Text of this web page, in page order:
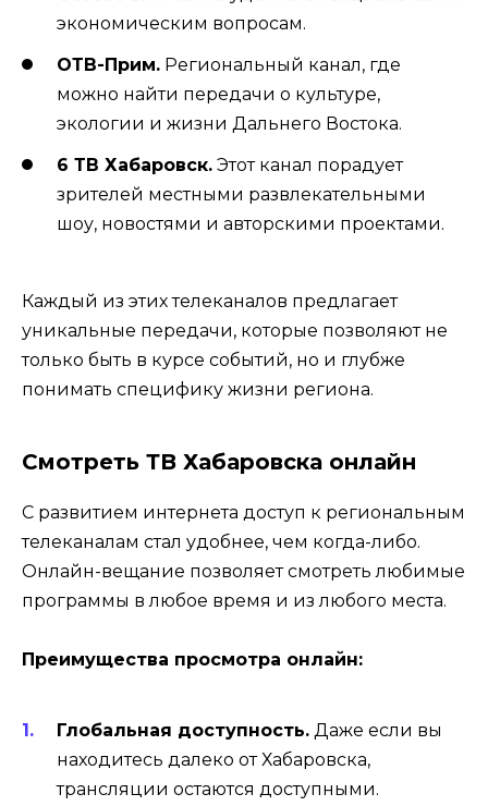
экономическим вопросам.
ОТВ-Прим. Региональный канал, где
можно найти передачи о культуре,
экологии и жизни Дальнего Востока.
6 ТВ Хабаровск. Этот канал порадует
зрителей местными развлекательными
шоу, новостями и авторскими проектами.
Каждый из этих телеканалов предлагает
уникальные передачи, которые позволяют не
только быть в курсе событий, но и глубже
понимать специфику жизни региона.
Смотреть ТВ Хабаровска онлайн
С развитием интернета доступ к региональным
телеканалам стал удобнее, чем когда-либо.
Онлайн-вещание позволяет смотреть любимые
программы в любое время и из любого места.
Преимущества просмотра онлайн:
Глобальная доступность. Даже если вы
находитесь далеко от Хабаровска,
трансляции остаются доступными.